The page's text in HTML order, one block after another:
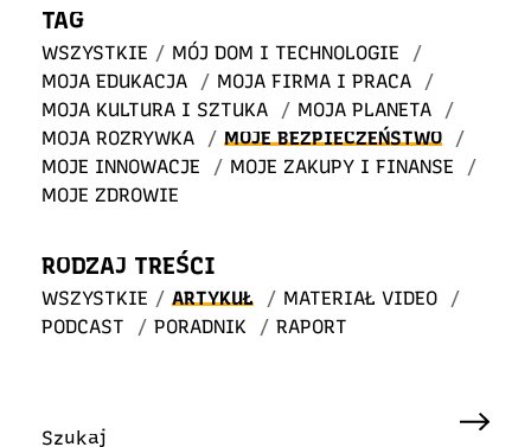
TAG
WSZYSTKIE / MÓJ DOM I TECHNOLOGIE
/
MOJA EDUKACJA
/ MOJA FIRMA I PRACA
/
MOJA KULTURA I SZTUKA
/ MOJA PLANETA
/
MOJA ROZRYWKA
/ MOJE BEZPIECZEŃSTWO
/
MOJE INNOWACJE
/ MOJE ZAKUPY I FINANSE
/
MOJE ZDROWIE
RODZAJ TREŚCI
WSZYSTKIE / ARTYKUŁ / MATERIAŁ VIDEO
/
PODCAST
/ PORADNIK / RAPORT